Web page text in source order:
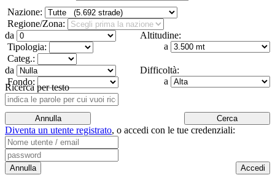
Nazione:
Regione/Zona:
Altitudine:
da
a
Tipologia:
Categ.:
Difficoltà:
da
a
Fondo:
Ricerca per testo
Diventa un utente registrato, o accedi con le tue credenziali: